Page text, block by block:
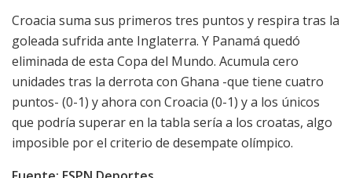
Croacia suma sus primeros tres puntos y respira tras la
goleada sufrida ante Inglaterra. Y Panamá quedó
eliminada de esta Copa del Mundo. Acumula cero
unidades tras la derrota con Ghana -que tiene cuatro
puntos- (0-1) y ahora con Croacia (0-1) y a los únicos
que podría superar en la tabla sería a los croatas, algo
imposible por el criterio de desempate olímpico.